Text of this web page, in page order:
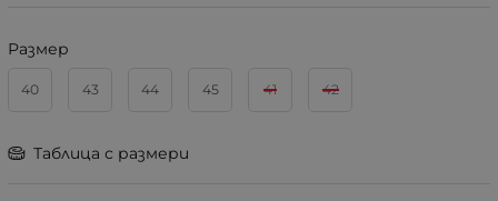
Размер
40 43 44 45 41 42
Таблица с размери